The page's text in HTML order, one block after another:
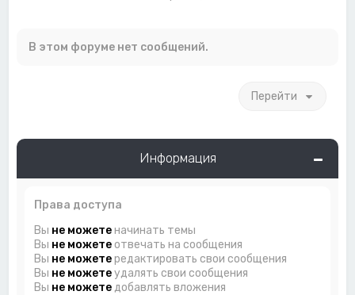
В этом форуме нет сообщений.
Перейти
Информация
Права доступа
Вы не можетеначинать темы
Вы не можетеотвечать на сообщения
Вы не можетередактировать свои сообщения
Вы не можетеудалять свои сообщения
Вы не можетедобавлять вложения